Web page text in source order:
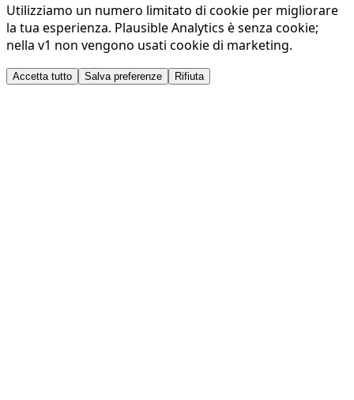
Utilizziamo un numero limitato di cookie per migliorare
la tua esperienza. Plausible Analytics è senza cookie;
nella v1 non vengono usati cookie di marketing.
Accetta tutto Salva preferenze Rifiuta